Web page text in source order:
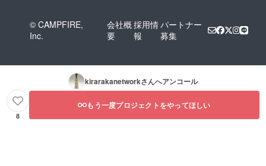
© CAMPFIRE,
Inc.
会社概
要
採用情
報
パートナー
募集
kirarakanetworkさんへアンコール
8
もう一度プロジェクトをやってほしい